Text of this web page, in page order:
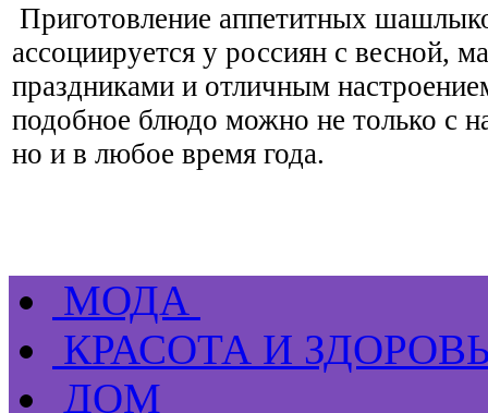
Приготовление аппетитных
ассоциируется у россиян с весной,
праздниками и отличным
подобное блюдо можно не только с
но и в любое время года.
МОДА
КРАСОТА И
ДОМ